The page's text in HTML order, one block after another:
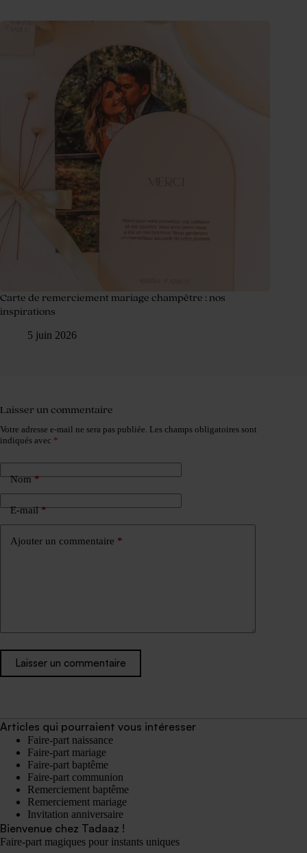
Carte de remerciement mariage champêtre : nos
inspirations
5 juin 2026
Laisser un commentaire
Votre adresse e-mail ne sera pas publiée. Les champs obligatoires sont
indiqués avec *
Nom*
E-mail*
Ajouter un commentaire *
Laisser un commentaire
Articles qui pourraient vous intéresser
Faire-part naissance
Faire-part mariage
Faire-part baptême
Faire-part communion
Remerciement baptême
Remerciement mariage
Invitation anniversaire
Bienvenue chez Tadaaz !
Faire-part magiques pour instants uniques